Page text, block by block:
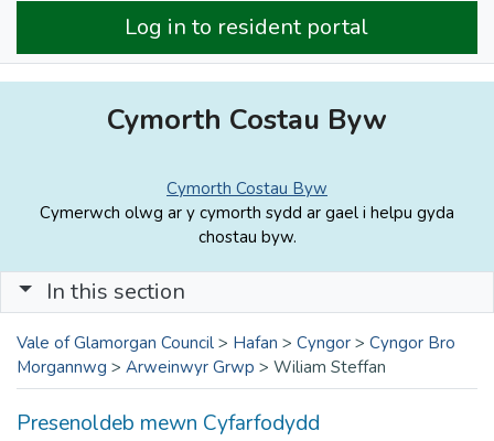
Log in to resident portal
Cymorth Costau Byw
Cymorth Costau Byw
Cymerwch olwg ar y cymorth sydd ar gael i helpu gyda
chostau byw.
In this section
Vale of Glamorgan Council > Hafan > Cyngor > Cyngor Bro
Morgannwg > Arweinwyr Grwp > Wiliam Steffan
Presenoldeb mewn Cyfarfodydd